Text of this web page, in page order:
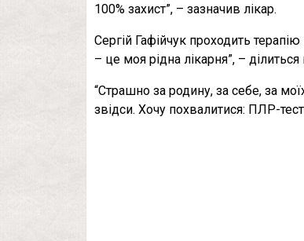
100% захист”, – зазначив лікар.
Сергій Гафійчук проходить
– це моя рідна лікарня”, –
“Страшно за родину, за себе, за
звідси. Хочу похвалитися: ПЛР-